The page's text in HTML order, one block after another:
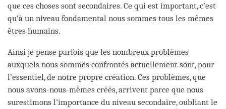
que ces choses sont secondaires. Ce qui est important, c’est
qu’à un niveau fondamental nous sommes tous les mêmes
êtres humains.
Ainsi je pense parfois que les nombreux problèmes
auxquels nous sommes confrontés actuellement sont, pour
l’essentiel, de notre propre création. Ces problèmes, que
nous avons-nous-mêmes créés, arrivent parce que nous
surestimons l’importance du niveau secondaire, oubliant le